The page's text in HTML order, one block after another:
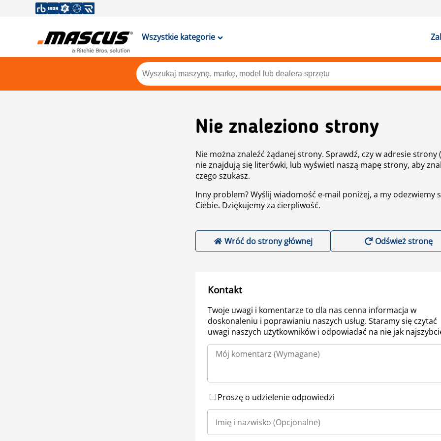
Wszystkie kategorie
Nie znaleziono strony
Nie można znaleźć żądanej strony. Sprawdź, czy w adresie strony
nie znajdują się literówki, lub wyświetl naszą mapę strony, aby
czego szukasz.
Inny problem? Wyślij wiadomość e-mail poniżej, a my odezwiemy
Ciebie. Dziękujemy za cierpliwość.
Wróć do strony głównej Odśwież stronę
Kontakt
Twoje uwagi i komentarze to dla nas cenna informacja w
doskonaleniu i poprawianiu naszych usług. Staramy się czytać
uwagi naszych użytkowników i odpowiadać na nie jak
Proszę o udzielenie odpowiedzi